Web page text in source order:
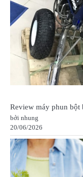
Review máy phun bột
bởi nhung
20/06/2026